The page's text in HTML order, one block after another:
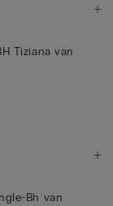
Tiziana van
Bh van